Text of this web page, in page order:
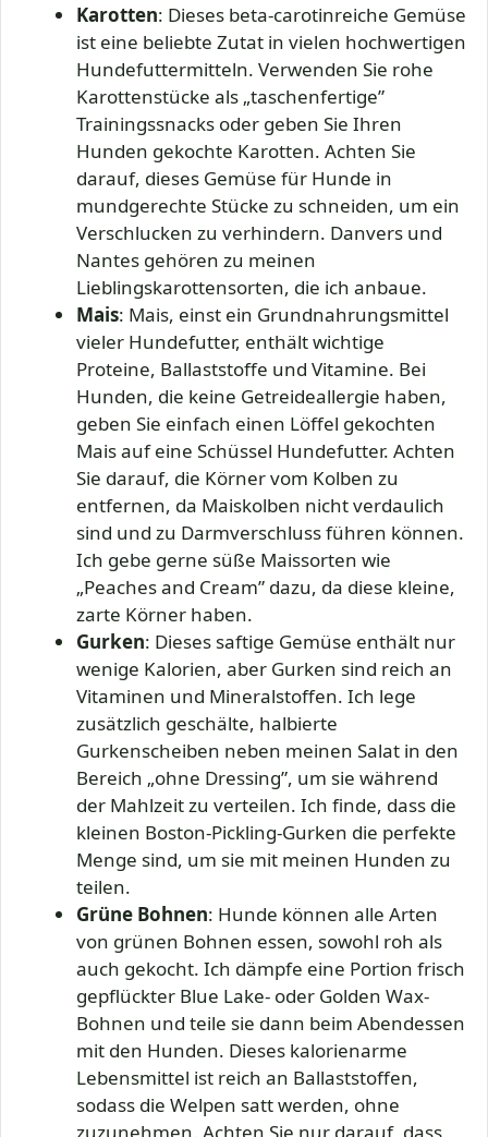
Karotten: Dieses beta-carotinreiche Gemüse
ist eine beliebte Zutat in vielen hochwertigen
Hundefuttermitteln. Verwenden Sie rohe
Karottenstücke als „taschenfertige”
Trainingssnacks oder geben Sie Ihren
Hunden gekochte Karotten. Achten Sie
darauf, dieses Gemüse für Hunde in
mundgerechte Stücke zu schneiden, um ein
Verschlucken zu verhindern. Danvers und
Nantes gehören zu meinen
Lieblingskarottensorten, die ich anbaue.
Mais: Mais, einst ein Grundnahrungsmittel
vieler Hundefutter, enthält wichtige
Proteine, Ballaststoffe und Vitamine. Bei
Hunden, die keine Getreideallergie haben,
geben Sie einfach einen Löffel gekochten
Mais auf eine Schüssel Hundefutter. Achten
Sie darauf, die Körner vom Kolben zu
entfernen, da Maiskolben nicht verdaulich
sind und zu Darmverschluss führen können.
Ich gebe gerne süße Maissorten wie
„Peaches and Cream” dazu, da diese kleine,
zarte Körner haben.
Gurken: Dieses saftige Gemüse enthält nur
wenige Kalorien, aber Gurken sind reich an
Vitaminen und Mineralstoffen. Ich lege
zusätzlich geschälte, halbierte
Gurkenscheiben neben meinen Salat in den
Bereich „ohne Dressing”, um sie während
der Mahlzeit zu verteilen. Ich finde, dass die
kleinen Boston-Pickling-Gurken die perfekte
Menge sind, um sie mit meinen Hunden zu
teilen.
Grüne Bohnen: Hunde können alle Arten
von grünen Bohnen essen, sowohl roh als
auch gekocht. Ich dämpfe eine Portion frisch
gepflückter Blue Lake- oder Golden Wax-
Bohnen und teile sie dann beim Abendessen
mit den Hunden. Dieses kalorienarme
Lebensmittel ist reich an Ballaststoffen,
sodass die Welpen satt werden, ohne
zuzunehmen. Achten Sie nur darauf, dass